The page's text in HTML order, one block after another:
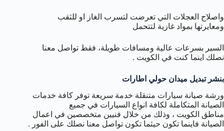
واصلاح العجلات التي تعرضت لتسرب الغاز او للثقب
ومعايرتها بمواد غازية لتتحمل
السير بسرعات عالية ومسافات طويلة، فقط تواصل معنا
نصلك اينما كنت في الكويت .
بنشر تبديل ميدان حولي اطارات
ورشة صيانة سيارات متنقلة خدمة سريعة توفر كافة خدمات
الصيانة المتكاملة لكافة انواع السيارات في جميع
مناطق الكويت ، وذلك من خلال فنيين متخصصين في اعمال
الصيانة فاينما تكون حيثما تكون تواصل معنا نصلك على الفور .